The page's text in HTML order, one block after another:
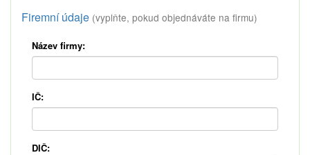
Firemní údaje (vyplňte, pokud objednáváte na firmu)
Název firmy:
IČ:
DIČ: